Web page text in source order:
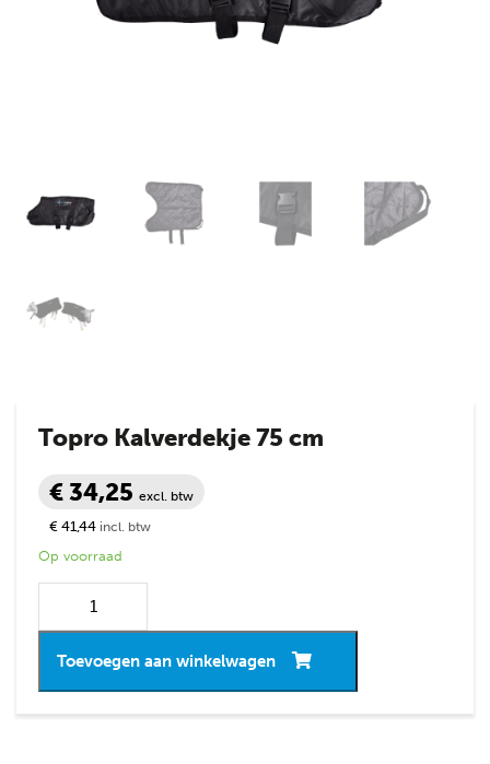
Topro Kalverdekje 75 cm
€ 34,25 excl. btw
€ 41,44 incl. btw
Op voorraad
Toevoegen aan winkelwagen